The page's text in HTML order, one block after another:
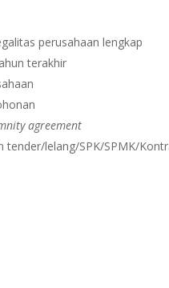
perusahaan lengkap
terakhir
agreement
tender/lelang/SPK/SPMK/